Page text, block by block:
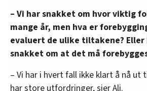
– Vi har snakket om hvor viktig
mange år, men hva er
evaluert de ulike tiltakene? Eller
snakket om at det må
– Vi har i hvert fall ikke klart å nå ut
har store utfordringer, sier Ali.